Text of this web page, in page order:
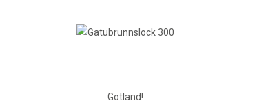
Gotland!